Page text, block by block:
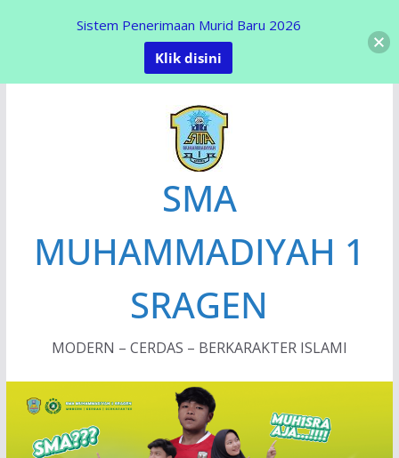
SMA
MUHAMMADIYAH 1
SRAGEN
MODERN – CERDAS – BERKARAKTER ISLAMI
Sistem Penerimaan Murid Baru 2026
Klik disini